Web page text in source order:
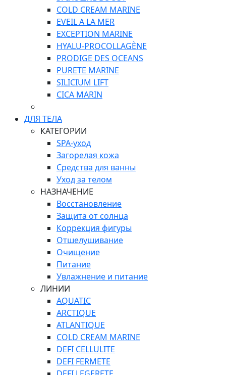
COLD CREAM MARINE
EVEIL A LA MER
EXCEPTION MARINE
HYALU-PROCOLLAGÈNE
PRODIGE DES OCEANS
PURETE MARINE
SILICIUM LIFT
СICA MARIN
ДЛЯ ТЕЛА
КАТЕГОРИИ
SPA-уход
Загорелая кожа
Средства для ванны
Уход за телом
НАЗНАЧЕНИЕ
Восстановление
Защита от солнца
Коррекция фигуры
Отшелушивание
Очищение
Питание
Увлажнение и питание
ЛИНИИ
AQUATIC
ARCTIQUE
ATLANTIQUE
COLD CREAM MARINE
DEFI CELLULITE
DEFI FERMETE